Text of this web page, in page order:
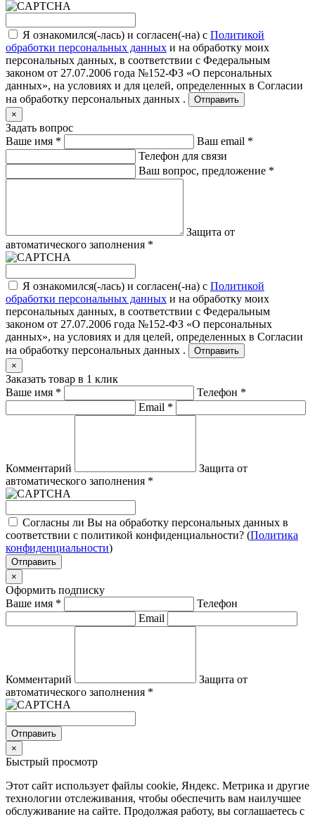
Я ознакомился(-лась) и согласен(-на) с Политикой
обработки персональных данных и на обработку моих
персональных данных, в соответствии с Федеральным
законом от 27.07.2006 года №152-ФЗ «О персональных
данных», на условиях и для целей, определенных в Согласии
на обработку персональных данных .
Отправить
×
Задать вопрос
Ваше имя * Ваш email *
Телефон для связи
Ваш вопрос, предложение *
Защита от
автоматического заполнения *
Я ознакомился(-лась) и согласен(-на) с Политикой
обработки персональных данных и на обработку моих
персональных данных, в соответствии с Федеральным
законом от 27.07.2006 года №152-ФЗ «О персональных
данных», на условиях и для целей, определенных в Согласии
на обработку персональных данных .
Отправить
×
Заказать товар в 1 клик
Ваше имя * Телефон *
Email *
Комментарий
Защита от
автоматического заполнения *
Согласны ли Вы на обработку персональных данных в
соответствии с политикой конфиденциальности? (Политика
конфиденциальности)
Отправить
×
Оформить подписку
Ваше имя *
Телефон
Email
Комментарий
Защита от
автоматического заполнения *
Отправить
×
Быстрый просмотр
Этот сайт использует файлы cookie, Яндекс. Метрика и другие
технологии отслеживания, чтобы обеспечить вам наилучшее
обслуживание на сайте. Продолжая работу, вы соглашаетесь с